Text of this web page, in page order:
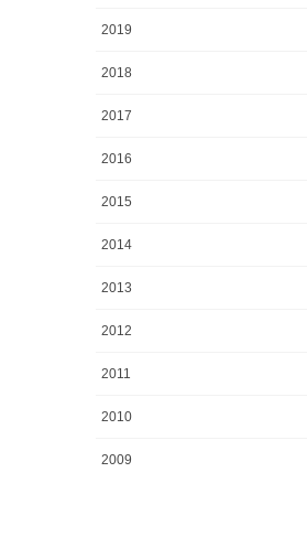
2019
2018
2017
2016
2015
2014
2013
2012
2011
2010
2009